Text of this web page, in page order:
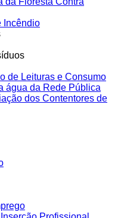
Incêndio
de Leituras e Consumo
água da Rede Pública
dos Contentores de